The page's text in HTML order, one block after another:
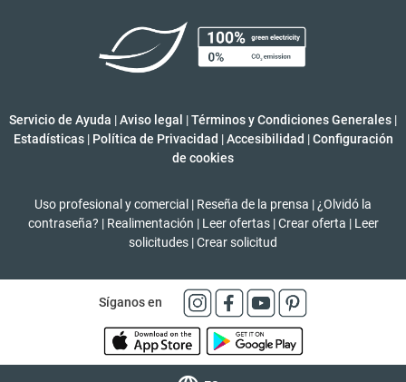
Servicio de Ayuda |Aviso legal |Términos y Condiciones Generales |
Estadísticas | Política de Privacidad | Accesibilidad | Configuración
de cookies
Uso profesional y comercial | Reseña de la prensa | ¿Olvidó la
contraseña? | Realimentación | Leer ofertas | Crear oferta | Leer
solicitudes |Crear solicitud
Síganos en